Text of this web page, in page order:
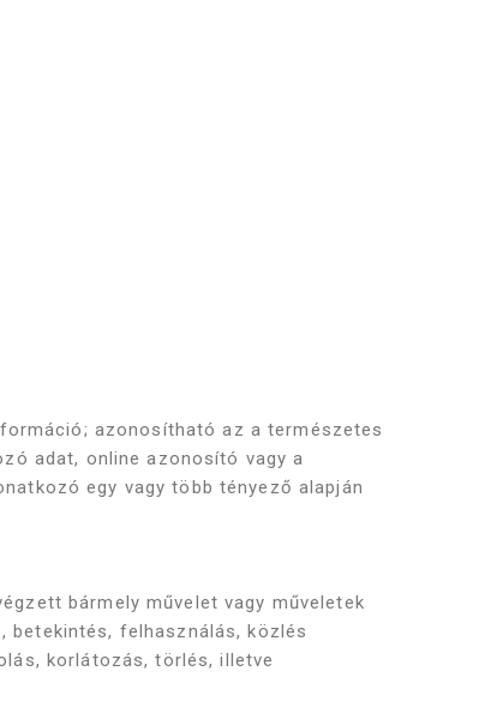
azonosítható az a természetes
adat, online azonosító vagy a
egy vagy több tényező alapján
bármely művelet vagy műveletek
betekintés, felhasználás, közlés
korlátozás, törlés, illetve